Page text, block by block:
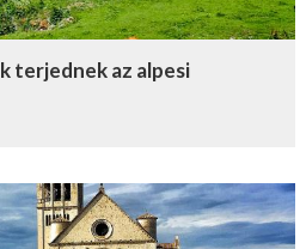
terjednek az alpesi